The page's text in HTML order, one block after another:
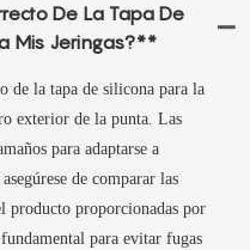
De La Tapa De
Mis Jeringas?**
de la tapa de silicona para la
exterior de la punta. Las
para adaptarse a
de comparar las
producto proporcionadas por
para evitar fugas